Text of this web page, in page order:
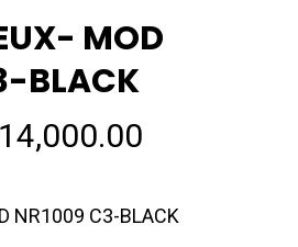
MOD
BLACK
El
actual
es:
NR1009 C3-BLACK